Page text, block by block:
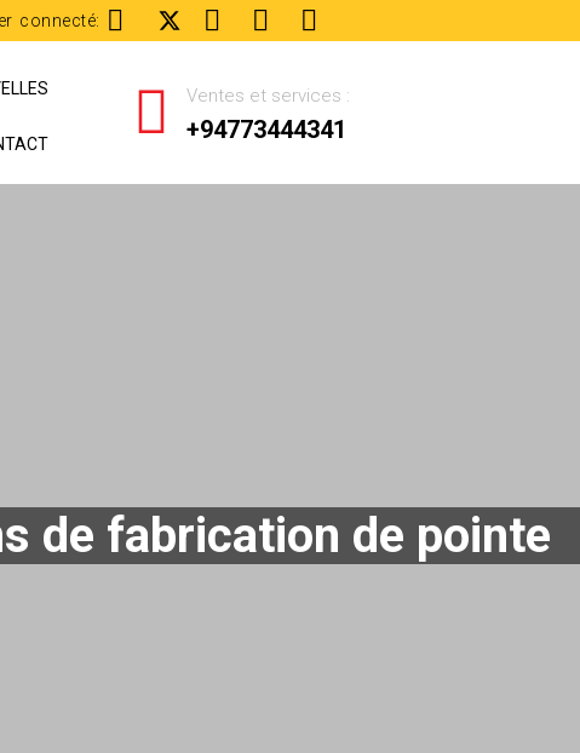
connecté:
Ventes et services :
+94773444341
de fabrication de pointe